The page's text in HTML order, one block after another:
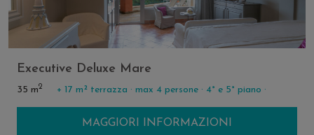
Executive Deluxe Mare
35 m2 + 17 m² terrazza · max 4 persone · 4° e 5° piano ·
MAGGIORI INFORMAZIONI